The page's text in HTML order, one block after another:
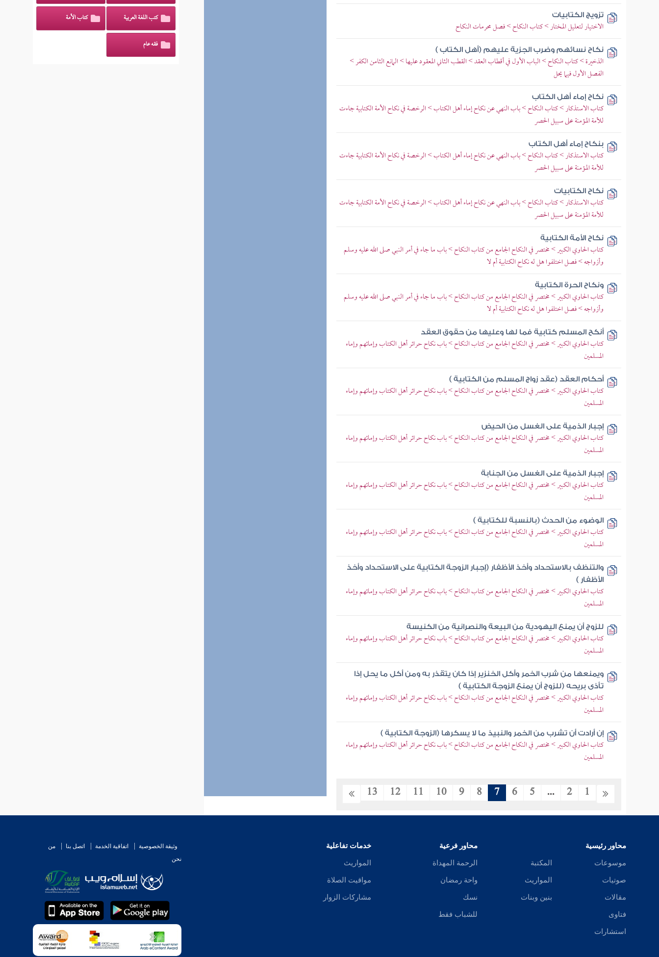
تزويج الكتابيات
الاختيار لتعليل المختار > كتاب النكاح > فصل محرمات النكاح
نكاح نسائهم وضرب الجزية عليهم (أهل الكتاب )
الذخيرة > كتاب النكاح > الباب الأول في أقطاب العقد > القطب الثاني المعقود عليها > المانع الثامن الكفر >
الفصل الأول فيما يحل
نكاح إماء أهل الكتاب
كتاب الاستذكار > كتاب النكاح > باب النهي عن نكاح إماء أهل الكتاب > الرخصة في نكاح الأمة الكتابية جاءت
للأمة المؤمنة على سبيل الحصر
بنكاح إماء أهل الكتاب
كتاب الاستذكار > كتاب النكاح > باب النهي عن نكاح إماء أهل الكتاب > الرخصة في نكاح الأمة الكتابية جاءت
للأمة المؤمنة على سبيل الحصر
نكاح الكتابيات
كتاب الاستذكار > كتاب النكاح > باب النهي عن نكاح إماء أهل الكتاب > الرخصة في نكاح الأمة الكتابية جاءت
للأمة المؤمنة على سبيل الحصر
نكاح الأمة الكتابية
كتاب الحاوي الكبير > مختصر في النكاح الجامع من كتاب النكاح > باب ما جاء في أمر النبي صلى الله عليه وسلم
وأزواجه > فصل اختلفوا هل له نكاح الكتابية أم لا
ونكاح الحرة الكتابية
كتاب الحاوي الكبير > مختصر في النكاح الجامع من كتاب النكاح > باب ما جاء في أمر النبي صلى الله عليه وسلم
وأزواجه > فصل اختلفوا هل له نكاح الكتابية أم لا
أنكح المسلم كتابية فما لها وعليها من حقوق العقد
كتاب الحاوي الكبير > مختصر في النكاح الجامع من كتاب النكاح > باب نكاح حرائر أهل الكتاب وإمائهم وإماء
المسلمين
أحكام العقد (عقد زواج المسلم من الكتابية )
كتاب الحاوي الكبير > مختصر في النكاح الجامع من كتاب النكاح > باب نكاح حرائر أهل الكتاب وإمائهم وإماء
المسلمين
إجبار الذمية على الغسل من الحيض
كتاب الحاوي الكبير > مختصر في النكاح الجامع من كتاب النكاح > باب نكاح حرائر أهل الكتاب وإمائهم وإماء
المسلمين
إجبار الذمية على الغسل من الجنابة
كتاب الحاوي الكبير > مختصر في النكاح الجامع من كتاب النكاح > باب نكاح حرائر أهل الكتاب وإمائهم وإماء
المسلمين
الوضوء من الحدث (بالنسبة للكتابية )
كتاب الحاوي الكبير > مختصر في النكاح الجامع من كتاب النكاح > باب نكاح حرائر أهل الكتاب وإمائهم وإماء
المسلمين
والتنظف بالاستحداد وأخذ الأظفار (إجبار الزوجة الكتابية على الاستحداد وأخذ
الأظفار )
كتاب الحاوي الكبير > مختصر في النكاح الجامع من كتاب النكاح > باب نكاح حرائر أهل الكتاب وإمائهم وإماء
المسلمين
للزوج أن يمنع اليهودية من البيعة والنصرانية من الكنيسة
كتاب الحاوي الكبير > مختصر في النكاح الجامع من كتاب النكاح > باب نكاح حرائر أهل الكتاب وإمائهم وإماء
المسلمين
ويمنعها من شرب الخمر وأكل الخنزير إذا كان يتقذر به ومن أكل ما يحل إذا
تأذى بريحه (للزوج أن يمنع الزوجة الكتابية )
كتاب الحاوي الكبير > مختصر في النكاح الجامع من كتاب النكاح > باب نكاح حرائر أهل الكتاب وإمائهم وإماء
المسلمين
إن أرادت أن تشرب من الخمر والنبيذ ما لا يسكرها (الزوجة الكتابية )
كتاب الحاوي الكبير > مختصر في النكاح الجامع من كتاب النكاح > باب نكاح حرائر أهل الكتاب وإمائهم وإماء
المسلمين
1
2
...
5
6
7
8
9
10
11
12
13
كتب اللغة العربية كتاب الأمة
فقه عام
محاور رئيسية
موسوعات
صوتيات
مقالات
فتاوى
استشارات
المكتبة
المواريث
بنين وبنات
محاور فرعية
الرحمة المهداة
واحة رمضان
نسك
للشباب فقط
خدمات تفاعلية
المواريث
مواقيت الصلاة
مشاركات الزوار
وثيقة الخصوصية اتفاقية الخدمة اتصل بنا
من
نحن